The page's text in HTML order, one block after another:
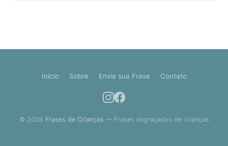
Início Sobre Envie sua Frase Contato
© 2026 Frases de Crianças — Frases engraçadas de crianças